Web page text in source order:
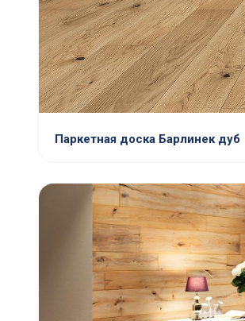
Паркетная доска Барлинек дуб